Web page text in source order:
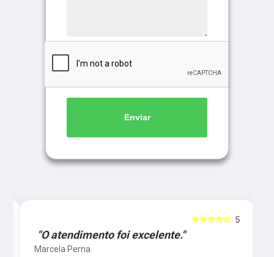
Enviar
5
☆☆☆☆☆
"O atendimento foi excelente."
Marcela Perna